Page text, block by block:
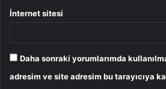
İnternet sitesi
Daha sonraki yorumlarımda
adresim ve site adresim bu tarayıcıya